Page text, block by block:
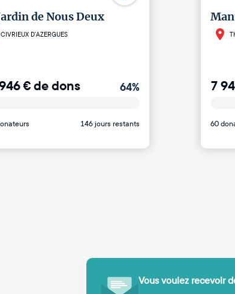
de Nous Deux
CIVRIEUX D'AZERGUES
€de dons 64%
146 jours restants
7
60
Vous voulez recevoir